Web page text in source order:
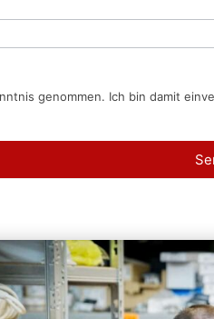
genommen. Ich bin damit